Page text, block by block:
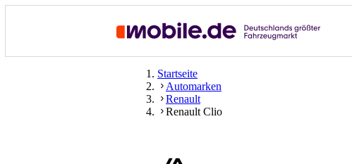
Startseite
Automarken
Renault
Renault Clio